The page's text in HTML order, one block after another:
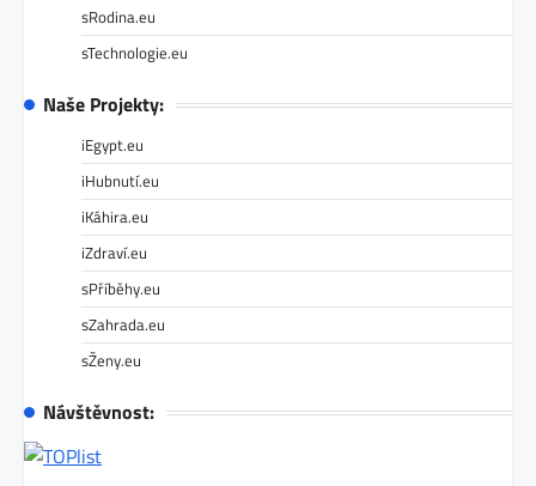
sRodina.eu
sTechnologie.eu
Naše Projekty:
iEgypt.eu
iHubnutí.eu
iKáhira.eu
iZdraví.eu
sPříběhy.eu
sZahrada.eu
sŽeny.eu
Návštěvnost: